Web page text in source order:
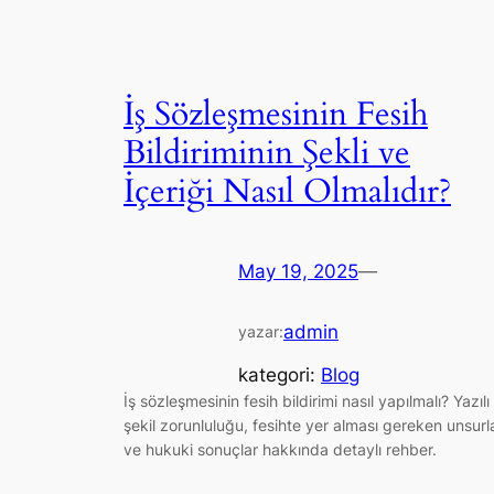
İş Sözleşmesinin Fesih
Bildiriminin Şekli ve
İçeriği Nasıl Olmalıdır?
May 19, 2025—
yazar:admin
kategori: Blog
İş sözleşmesinin fesih bildirimi nasıl yapılmalı? Yazılı
şekil zorunluluğu, fesihte yer alması gereken
ve hukuki sonuçlar hakkında detaylı rehber.